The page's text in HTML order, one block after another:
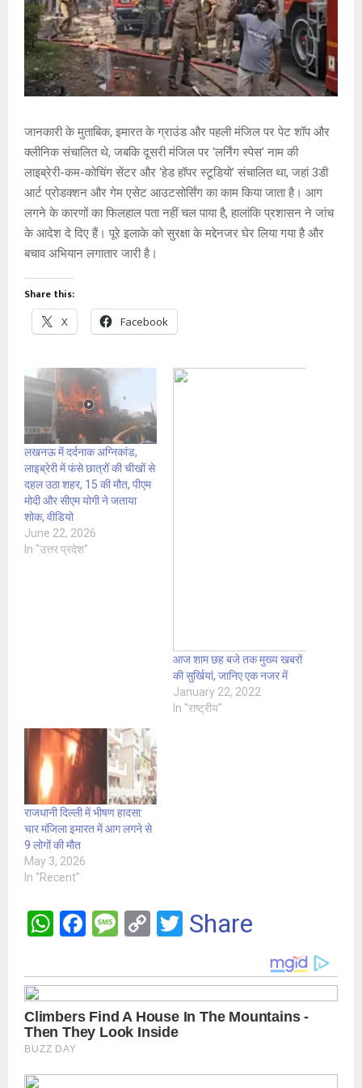
जानकारी के मुताबिक, इमारत के ग्राउंड और पहली मंजिल पर पेट शॉप और
क्लीनिक संचालित थे, जबकि दूसरी मंजिल पर ‘लर्निंग स्पेस’ नाम की
लाइब्रेरी-कम-कोचिंग सेंटर और ‘हेड हॉपर स्टूडियो’ संचालित था, जहां 3डी
आर्ट प्रोडक्शन और गेम एसेट आउटसोर्सिंग का काम किया जाता है। आग
लगने के कारणों का फिलहाल पता नहीं चल पाया है, हालांकि प्रशासन ने जांच
के आदेश दे दिए हैं। पूरे इलाके को सुरक्षा के मद्देनजर घेर लिया गया है और
बचाव अभियान लगातार जारी है।
Share this:
X Facebook
लखनऊ में दर्दनाक अग्निकांड,
लाइब्रेरी में फंसे छात्रों की चीखों से
दहल उठा शहर, 15 की मौत, पीएम
मोदी और सीएम योगी ने जताया
शोक, वीडियो
June 22, 2026
In "उत्तर प्रदेश"
आज शाम छह बजे तक मुख्य खबरों
की सुर्खियां, जानिए एक नजर में
January 22, 2022
In "राष्ट्रीय"
राजधानी दिल्ली में भीषण हादसा:
चार मंजिला इमारत में आग लगने से
9 लोगों की मौत
May 3, 2026
In "Recent"
W
at
s
A
p
p
F
ce
b
o
k
M
s
a
g
C
py
Li
n
T
tt
er
Share